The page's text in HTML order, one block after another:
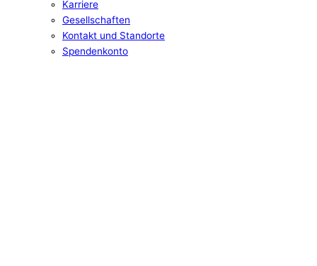
Karriere
Gesellschaften
Kontakt und Standorte
Spendenkonto